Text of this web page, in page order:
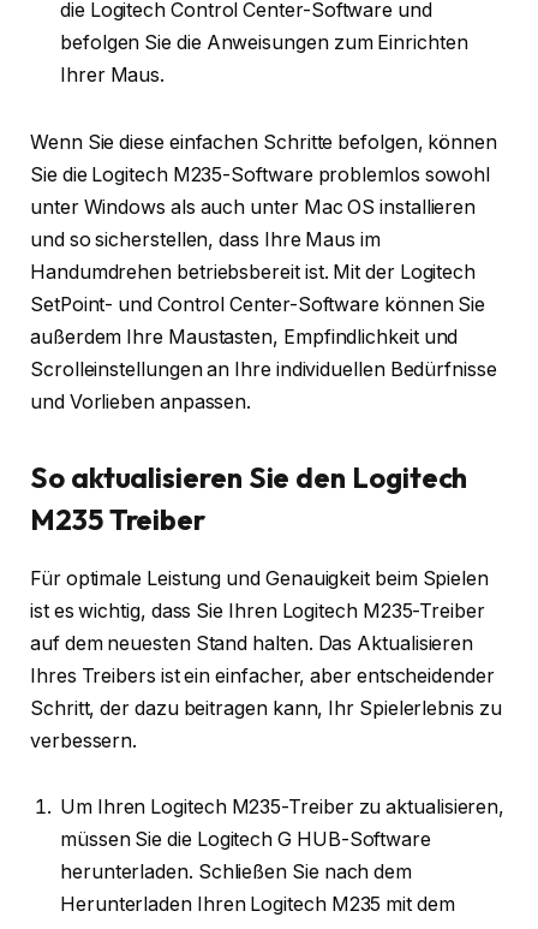
die Logitech Control Center-Software und
befolgen Sie die Anweisungen zum Einrichten
Ihrer Maus.
Wenn Sie diese einfachen Schritte befolgen, können
Sie die Logitech M235-Software problemlos sowohl
unter Windows als auch unter Mac OS installieren
und so sicherstellen, dass Ihre Maus im
Handumdrehen betriebsbereit ist. Mit der Logitech
SetPoint- und Control Center-Software können Sie
außerdem Ihre Maustasten, Empfindlichkeit und
Scrolleinstellungen an Ihre individuellen Bedürfnisse
und Vorlieben anpassen.
So aktualisieren Sie den Logitech
M235 Treiber
Für optimale Leistung und Genauigkeit beim Spielen
ist es wichtig, dass Sie Ihren Logitech M235-Treiber
auf dem neuesten Stand halten. Das Aktualisieren
Ihres Treibers ist ein einfacher, aber entscheidender
Schritt, der dazu beitragen kann, Ihr Spielerlebnis zu
verbessern.
Um Ihren Logitech M235-Treiber zu aktualisieren,
müssen Sie die Logitech G HUB-Software
herunterladen. Schließen Sie nach dem
Herunterladen Ihren Logitech M235 mit dem